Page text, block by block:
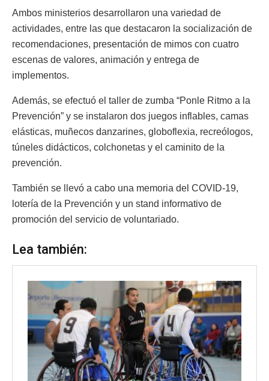
Ambos ministerios desarrollaron una variedad de
actividades, entre las que destacaron la socialización de
recomendaciones, presentación de mimos con cuatro
escenas de valores, animación y entrega de
implementos.
Además, se efectuó el taller de zumba “Ponle Ritmo a la
Prevención” y se instalaron dos juegos inflables, camas
elásticas, muñecos danzarines, globoflexia, recreólogos,
túneles didácticos, colchonetas y el caminito de la
prevención.
También se llevó a cabo una memoria del COVID-19,
lotería de la Prevención y un stand informativo de
promoción del servicio de voluntariado.
Lea también: